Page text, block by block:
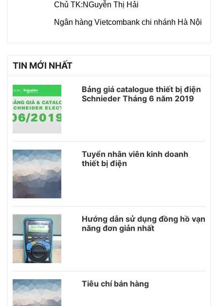
Chủ TK:NGuyễn Thị Hải
Ngân hàng Vietcombank chi nhánh Hà Nội
TIN MỚI NHẤT
Bảng giá catalogue thiết bị điện
Schnieder Tháng 6 năm 2019
Tuyển nhân viên kinh doanh
thiết bị điện
Hướng dẫn sử dụng đồng hồ vạn
năng đơn giản nhất
Tiêu chí bán hàng